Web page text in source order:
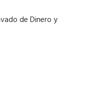
de Dinero y